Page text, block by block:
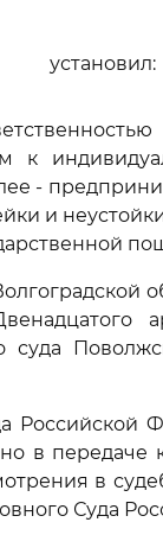
установил:
к
-
и
Российской
в
в
Суда